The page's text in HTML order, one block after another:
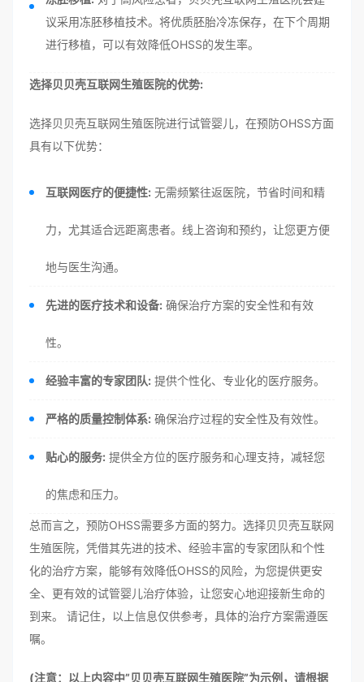
议采用冻胚移植技术。将优质胚胎冷冻保存，在下个周期
进行移植，可以有效降低OHSS的发生率。
选择贝贝壳互联网生殖医院的优势:
选择贝贝壳互联网生殖医院进行试管婴儿，在预防OHSS方面
具有以下优势：
互联网医疗的便捷性: 无需频繁往返医院，节省时间和精
力，尤其适合远距离患者。线上咨询和预约，让您更方便
地与医生沟通。
先进的医疗技术和设备: 确保治疗方案的安全性和有效
性。
经验丰富的专家团队: 提供个性化、专业化的医疗服务。
严格的质量控制体系: 确保治疗过程的安全性及有效性。
贴心的服务: 提供全方位的医疗服务和心理支持，减轻您
的焦虑和压力。
总而言之，预防OHSS需要多方面的努力。选择贝贝壳互联网
生殖医院，凭借其先进的技术、经验丰富的专家团队和个性
化的治疗方案，能够有效降低OHSS的风险，为您提供更安
全、更有效的试管婴儿治疗体验，让您安心地迎接新生命的
到来。 请记住，以上信息仅供参考，具体的治疗方案需遵医
嘱。
(注意：以上内容中”贝贝壳互联网生殖医院”为示例，请根据